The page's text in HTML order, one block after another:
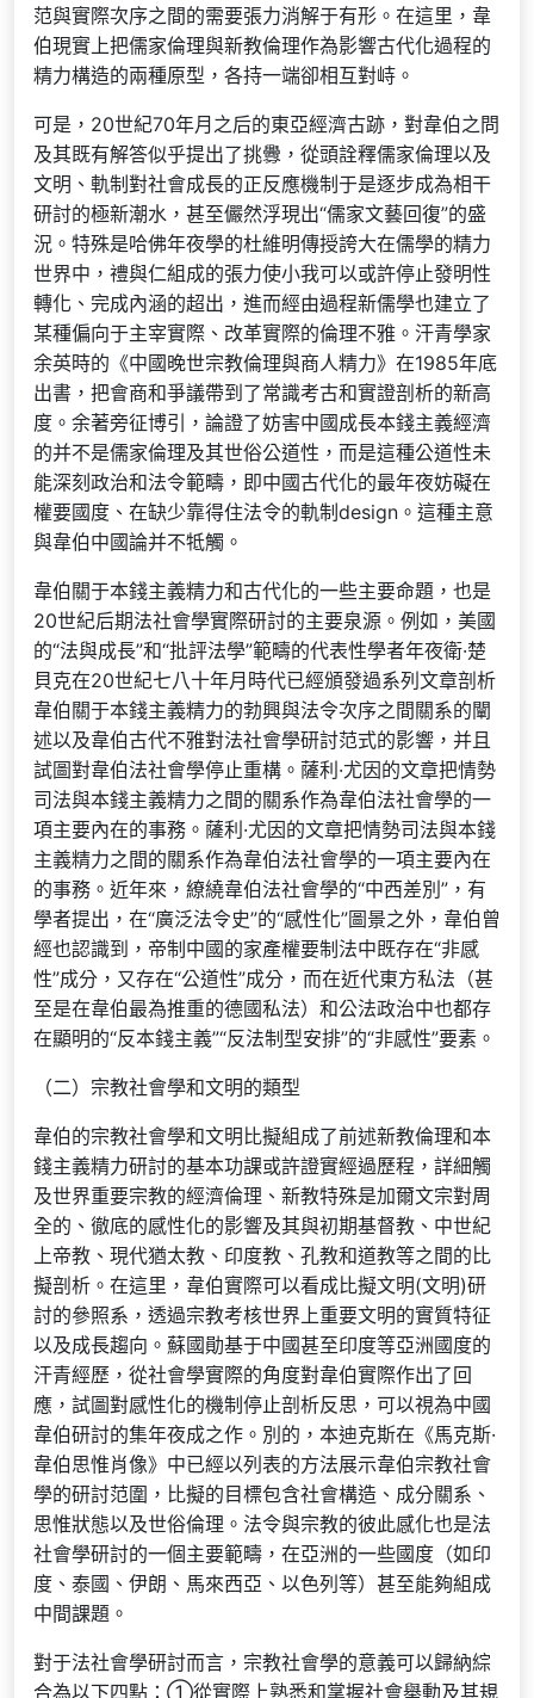
范與實際次序之間的需要張力消解于有形。在這里，韋
伯現實上把儒家倫理與新教倫理作為影響古代化過程的
精力構造的兩種原型，各持一端卻相互對峙。
可是，20世紀70年月之后的東亞經濟古跡，對韋伯之問
及其既有解答似乎提出了挑釁，從頭詮釋儒家倫理以及
文明、軌制對社會成長的正反應機制于是逐步成為相干
研討的極新潮水，甚至儼然浮現出“儒家文藝回復”的盛
況。特殊是哈佛年夜學的杜維明傳授誇大在儒學的精力
世界中，禮與仁組成的張力使小我可以或許停止發明性
轉化、完成內涵的超出，進而經由過程新儒學也建立了
某種偏向于主宰實際、改革實際的倫理不雅。汗青學家
余英時的《中國晚世宗教倫理與商人精力》在1985年底
出書，把會商和爭議帶到了常識考古和實證剖析的新高
度。余著旁征博引，論證了妨害中國成長本錢主義經濟
的并不是儒家倫理及其世俗公道性，而是這種公道性未
能深刻政治和法令範疇，即中國古代化的最年夜妨礙在
權要國度、在缺少靠得住法令的軌制design。這種主意
與韋伯中國論并不牴觸。
韋伯關于本錢主義精力和古代化的一些主要命題，也是
20世紀后期法社會學實際研討的主要泉源。例如，美國
的“法與成長”和“批評法學”範疇的代表性學者年夜衛·楚
貝克在20世紀七八十年月時代已經頒發過系列文章剖析
韋伯關于本錢主義精力的勃興與法令次序之間關系的闡
述以及韋伯古代不雅對法社會學研討范式的影響，并且
試圖對韋伯法社會學停止重構。薩利·尤因的文章把情勢
司法與本錢主義精力之間的關系作為韋伯法社會學的一
項主要內在的事務。薩利·尤因的文章把情勢司法與本錢
主義精力之間的關系作為韋伯法社會學的一項主要內在
的事務。近年來，繚繞韋伯法社會學的“中西差別”，有
學者提出，在“廣泛法令史”的“感性化”圖景之外，韋伯曾
經也認識到，帝制中國的家產權要制法中既存在“非感
性”成分，又存在“公道性”成分，而在近代東方私法（甚
至是在韋伯最為推重的德國私法）和公法政治中也都存
在顯明的“反本錢主義”“反法制型安排”的“非感性”要素。
（二）宗教社會學和文明的類型
韋伯的宗教社會學和文明比擬組成了前述新教倫理和本
錢主義精力研討的基本功課或許證實經過歷程，詳細觸
及世界重要宗教的經濟倫理、新教特殊是加爾文宗對周
全的、徹底的感性化的影響及其與初期基督教、中世紀
上帝教、現代猶太教、印度教、孔教和道教等之間的比
擬剖析。在這里，韋伯實際可以看成比擬文明(文明)研
討的參照系，透過宗教考核世界上重要文明的實質特征
以及成長趨向。蘇國勛基于中國甚至印度等亞洲國度的
汗青經歷，從社會學實際的角度對韋伯實際作出了回
應，試圖對感性化的機制停止剖析反思，可以視為中國
韋伯研討的集年夜成之作。別的，本迪克斯在《馬克斯·
韋伯思惟肖像》中已經以列表的方法展示韋伯宗教社會
學的研討范圍，比擬的目標包含社會構造、成分關系、
思惟狀態以及世俗倫理。法令與宗教的彼此感化也是法
社會學研討的一個主要範疇，在亞洲的一些國度（如印
度、泰國、伊朗、馬來西亞、以色列等）甚至能夠組成
中間課題。
對于法社會學研討而言，宗教社會學的意義可以歸納綜
合為以下四點：①從實際上熟悉和掌握社會舉動及其規